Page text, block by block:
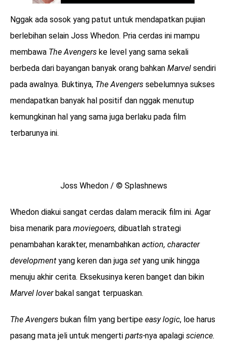
Nggak ada sosok yang patut untuk mendapatkan pujian
berlebihan selain Joss Whedon. Pria cerdas ini mampu
membawa The Avengers ke level yang sama sekali
berbeda dari bayangan banyak orang bahkan Marvel sendiri
pada awalnya. Buktinya, The Avengers sebelumnya sukses
mendapatkan banyak hal positif dan nggak menutup
kemungkinan hal yang sama juga berlaku pada film
terbarunya ini.
Joss Whedon / © Splashnews
Whedon diakui sangat cerdas dalam meracik film ini. Agar
bisa menarik para moviegoers, dibuatlah strategi
penambahan karakter, menambahkan action, character
development yang keren dan juga set yang unik hingga
menuju akhir cerita. Eksekusinya keren banget dan bikin
Marvel loverbakal sangat terpuaskan.
The Avengers bukan film yang bertipe easy logic, loe harus
pasang mata jeli untuk mengerti parts-nya apalagi science.